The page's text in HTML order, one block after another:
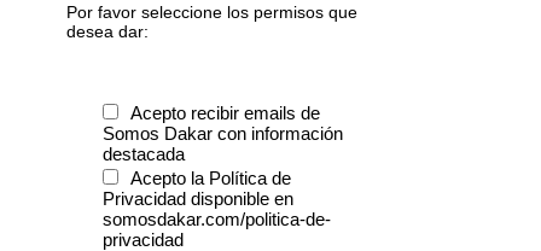
Por favor seleccione los permisos que
desea dar:
Acepto recibir emails de
Somos Dakar con información
destacada
Acepto la Política de
Privacidad disponible en
somosdakar.com/politica-de-
privacidad